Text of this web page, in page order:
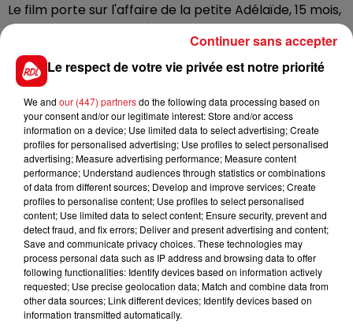
Le film porte sur l'affaire de la petite Adélaïde, 15 mois,
abandonnée par sa mère sur la plage de Berck en
2013. En 2017, la mère de famille avait été condamnée
en appel à 15 ans de réclusion par les assises du
Nord. Les figurants retenus devront composer le
public du procès au tribunal.
FIL D'ACTUS
Le respect de votre vie privée est notre priorité
We and our (447) partnersdo the following data processing based on
your consent and/or our legitimate interest: Store and/or access
information on a device; Use limited data to select advertising; Create
profiles for personalised advertising; Use profiles to select personalised
advertising; Measure advertising performance; Measure content
performance; Understand audiences through statistics or combinations
of data from different sources; Develop and improve services; Create
profiles to personalise content; Use profiles to select personalised
content; Use limited data to select content; Ensure security, prevent and
detect fraud, and fix errors; Deliver and present advertising and content;
Save and communicate privacy choices. These technologies may
process personal data such as IP address and browsing data to offer
following functionalities: Identify devices based on information actively
requested; Use precise geolocation data; Match and combine data from
other data sources; Link different devices; Identify devices based on
information transmitted automatically.
Continuer sans accepter